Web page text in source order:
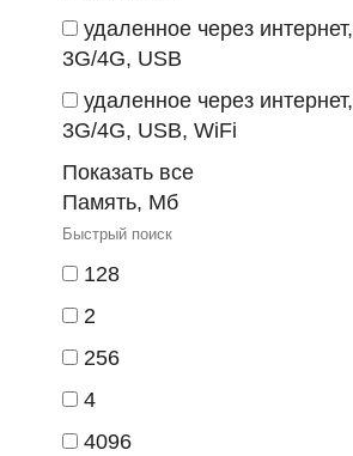
удаленное через интернет,
3G/4G, USB
удаленное через интернет,
3G/4G, USB, WiFi
Показать все
Память, Мб
128
2
256
4
4096